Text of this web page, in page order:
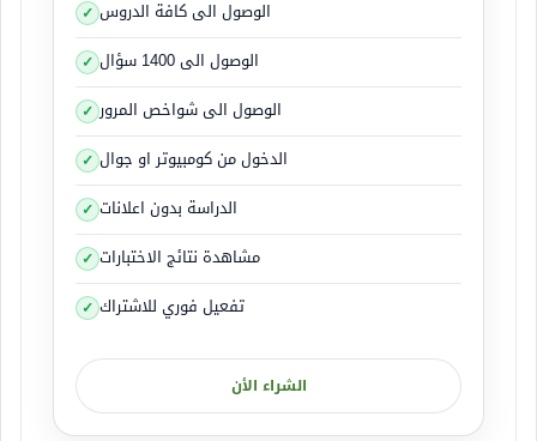
الوصول الى كافة الدروس
الوصول الى 1400 سؤال
الوصول الى شواخص المرور
الدخول من كومبيوتر او جوال
الدراسة بدون اعلانات
مشاهدة نتائج الاختبارات
تفعيل فوري للاشتراك
الشراء الأن